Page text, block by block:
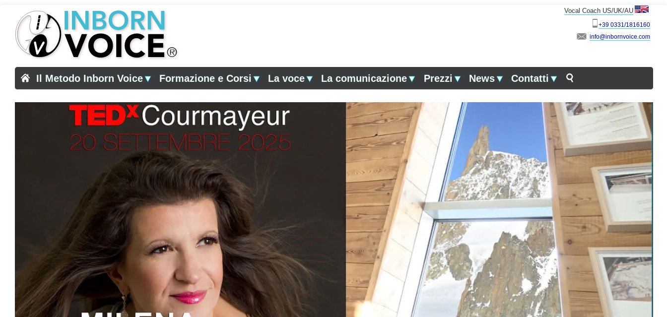
Vocal Coach US/UK/AU
+39 0331/1816160
info
Il Metodo Inborn Voice▼ Formazione e Corsi▼ La voce▼ La comunicazione▼ Prezzi▼ News▼ Contatti▼